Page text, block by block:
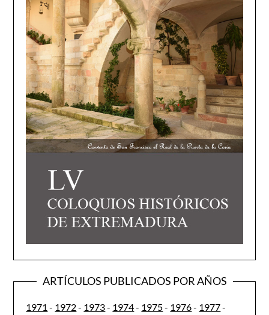
ARTÍCULOS PUBLICADOS POR AÑOS
1971 - 1972- 1973- 1974- 1975- 1976- 1977-